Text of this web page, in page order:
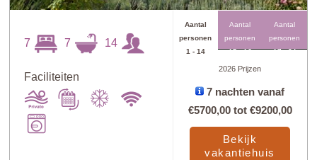
7 7 14
Faciliteiten
Aantal
personen
1 - 14
Aantal
personen
15 - 16
Aantal
personen
17 - 24
2026 Prijzen
7 nachten vanaf
€5700,00tot €9200,00
Bekijk
vakantiehuis